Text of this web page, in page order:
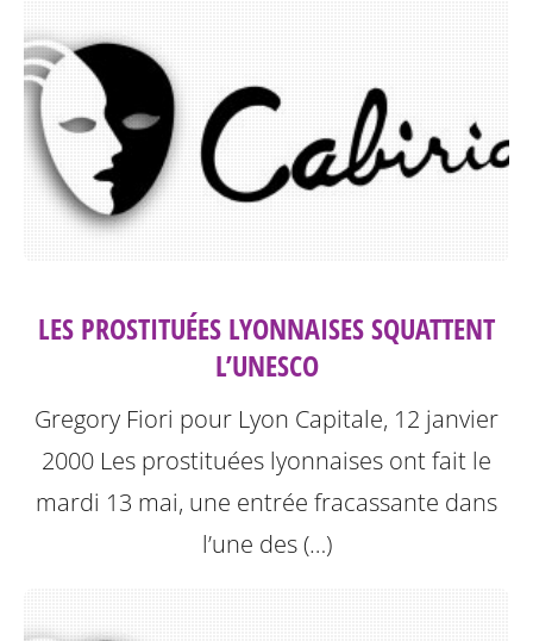
LES PROSTITUÉES LYONNAISES SQUATTENT
L’UNESCO
Gregory Fiori pour Lyon Capitale, 12 janvier
2000 Les prostituées lyonnaises ont fait le
mardi 13 mai, une entrée fracassante dans
l’une des (…)